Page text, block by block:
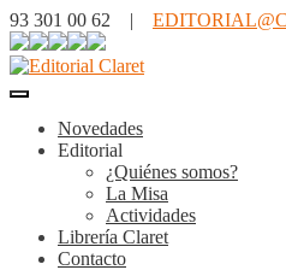
93 301 00 62 |
Novedades
Editorial
¿Quiénes somos?
La Misa
Actividades
Librería Claret
Contacto